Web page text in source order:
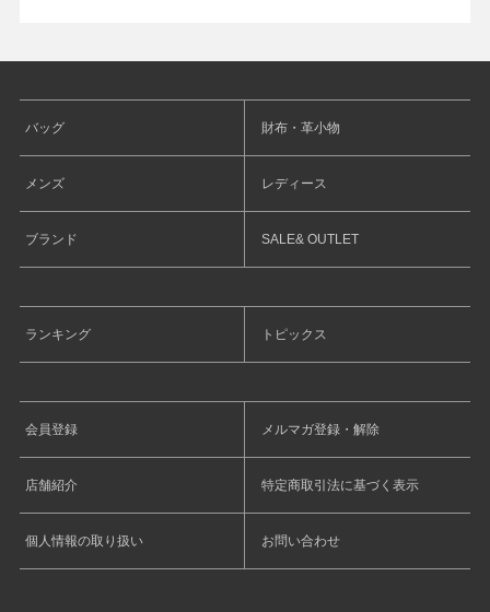
バッグ 財布・革小物
メンズ レディース
ブランド SALE& OUTLET
ランキング トピックス
会員登録 メルマガ登録・解除
店舗紹介 特定商取引法に基づく表示
個人情報の取り扱い お問い合わせ